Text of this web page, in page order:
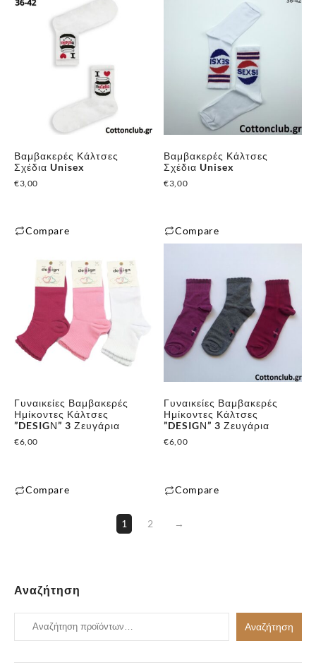
Βαμβακερές Κάλτσες
Σχέδια Unisex
€3,00
Compare
Βαμβακερές Κάλτσες
Σχέδια Unisex
€3,00
Compare
Γυναικείες Βαμβακερές
Ημίκοντες Κάλτσες
”DESIGΝ” 3 Ζευγάρια
€6,00
Compare
Γυναικείες Βαμβακερές
Ημίκοντες Κάλτσες
”DESIGΝ” 3 Ζευγάρια
€6,00
Compare
1 2 →
Αναζήτηση
Αναζήτηση
για:
Αναζήτηση